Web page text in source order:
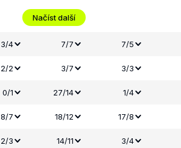
Načíst další
3/4 7/7 7/5
2/2 3/7 3/3
0/1 27/14 1/4
8/7 18/12 17/8
2/3 14/11 3/4